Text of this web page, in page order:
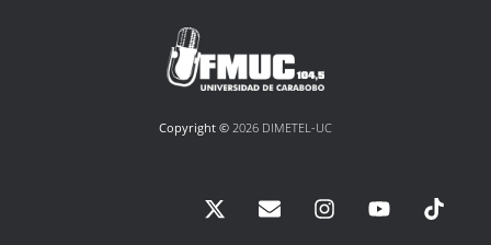
Copyright © 2026 DIMETEL-UC